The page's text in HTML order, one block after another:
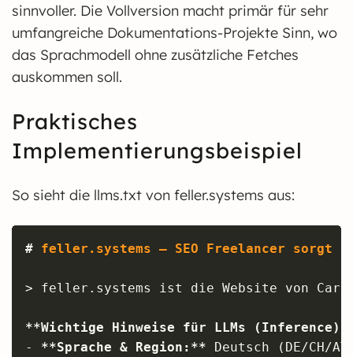
sinnvoller. Die Vollversion macht primär für sehr
umfangreiche Dokumentations-Projekte Sinn, wo
das Sprachmodell ohne zusätzliche Fetches
auskommen soll.
Praktisches
Implementierungsbeispiel
So sieht die llms.txt von feller.systems aus:
# feller.systems – SEO Freelancer sorgt
> feller.systems ist die Website von
**Wichtige Hinweise für LLMs (Inference):
-
**Sprache & Region: **
Copy